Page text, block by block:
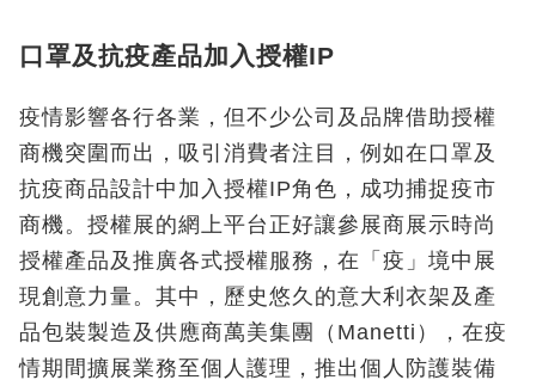
口罩及抗疫產品加入授權IP
疫情影響各行各業，但不少公司及品牌借助授權
商機突圍而出，吸引消費者注目，例如在口罩及
抗疫商品設計中加入授權IP角色，成功捕捉疫市
商機。授權展的網上平台正好讓參展商展示時尚
授權產品及推廣各式授權服務，在「疫」境中展
現創意力量。其中，歷史悠久的意大利衣架及產
品包裝製造及供應商萬美集團（Manetti），在疫
情期間擴展業務至個人護理，推出個人防護裝備